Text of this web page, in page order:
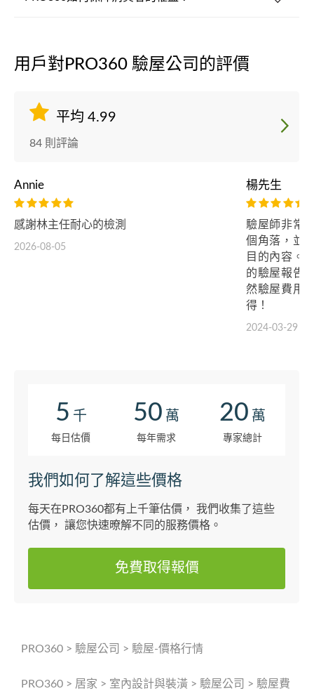
用戶對PRO360 驗屋公司的評價
平均 4.99
84 則評論
Annie
感謝林主任耐心的檢測
2026-08-05
楊先生
驗屋師非常
個角落，並
目的內容。
的驗屋報告
然驗屋費用
得！
2024-03-29
5 千
每日估價
50 萬
每年需求
20 萬
專家總計
我們如何了解這些價格
每天在PRO360都有上千筆估價， 我們收集了這些
估價， 讓您快速暸解不同的服務價格。
免費取得報價
PRO360 > 驗屋公司 > 驗屋-價格行情
PRO360 > 居家 > 室內設計與裝潢 > 驗屋公司 > 驗屋費